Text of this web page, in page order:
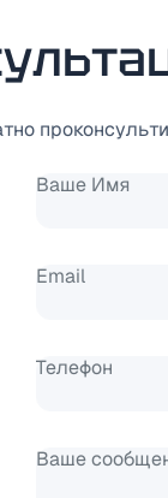
Ваше Имя
Email
Телефон
Ваше